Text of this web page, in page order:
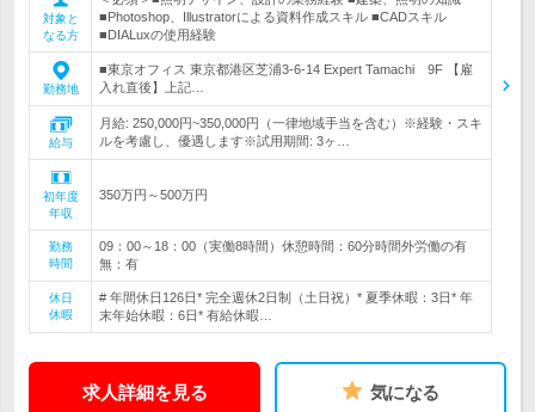
対象と
なる方
■Photoshop、Illustratorによる資料作成スキル ■CADスキル
■DIALuxの使用経験
勤務地
■東京オフィス 東京都港区芝浦3-6-14 Expert Tamachi 9F 【雇
入れ直後】上記…
給与
月給: 250,000円~350,000円（一律地域手当を含む）※経験・スキ
ルを考慮し、優遇します※試用期間: 3ヶ…
初年度
年収
350万円～500万円
勤務
時間
09：00～18：00（実働8時間）休憩時間：60分時間外労働の有
無：有
休日
休暇
# 年間休日126日* 完全週休2日制（土日祝）* 夏季休暇：3日* 年
末年始休暇：6日* 有給休暇…
求人詳細を見る 気になる